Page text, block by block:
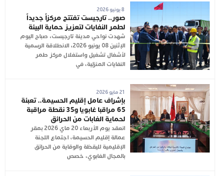
8 يونيو 2026
صور.. تارجيست تفتتح مركزاً جديداً
لطمر النفايات لتعزيز حماية البيئة
شهدت نواحي مدينة تارجيست، صباح اليوم
الإثنين 08 يونيو 2026، الانطلاقة الرسمية
لأشغال تشغيل واستغلال مركز طمر
النفايات المنزلية، في
21 مايو 2026
بإشراف عامل إقليم الحسيمة.. تعبئة
65 مراقبا غابويا و35 نقطة مراقبة
لحماية الغابات من الحرائق
انعقد يوم الأربعاء 20 ماي 2026 بمقر
عمالة إقليم الحسيمة، اجتماع اللجنة
الإقليمية لليقظة والوقاية من الحرائق
بالمجال الغابوي، خصص